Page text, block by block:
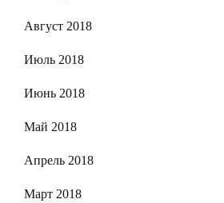
Август 2018
Июль 2018
Июнь 2018
Май 2018
Апрель 2018
Март 2018